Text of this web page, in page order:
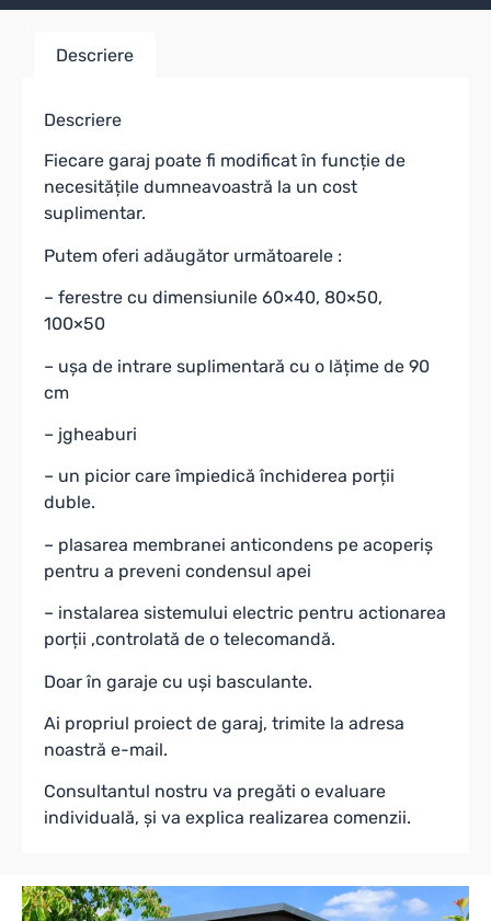
Descriere
Descriere
Fiecare garaj poate fi modificat în funcție de
necesitățile dumneavoastră la un cost
suplimentar.
Putem oferi adăugător următoarele :
– ferestre cu dimensiunile 60×40, 80×50,
100×50
– ușa de intrare suplimentară cu o lățime de 90
cm
– jgheaburi
– un picior care împiedică închiderea porții
duble.
– plasarea membranei anticondens pe acoperiș
pentru a preveni condensul apei
– instalarea sistemului electric pentru actionarea
porții ,controlată de o telecomandă.
Doar în garaje cu uși basculante.
Ai propriul proiect de garaj, trimite la adresa
noastră e-mail.
Consultantul nostru va pregăti o evaluare
individuală, și va explica realizarea comenzii.